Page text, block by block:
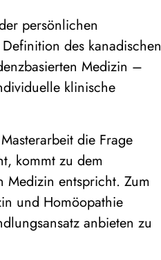
persönlichen
des kanadischen
Medizin –
klinische
die Frage
kommt zu dem
Medizin entspricht. Zum
und Homöopathie
anbieten zu